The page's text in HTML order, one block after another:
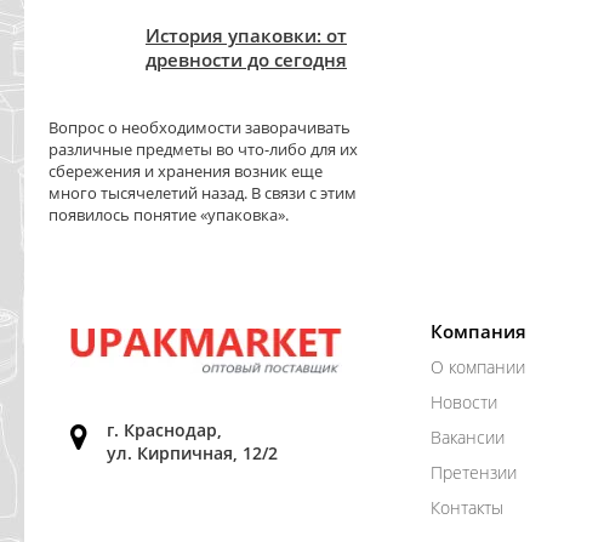
История упаковки: от
древности до сегодня
Вопрос о необходимости заворачивать
различные предметы во что-либо для их
сбережения и хранения возник еще
много тысячелетий назад. В связи с этим
появилось понятие «упаковка».
г. Краснодар,
ул. Кирпичная, 12/2
Компания
О компании
Новости
Вакансии
Претензии
Контакты